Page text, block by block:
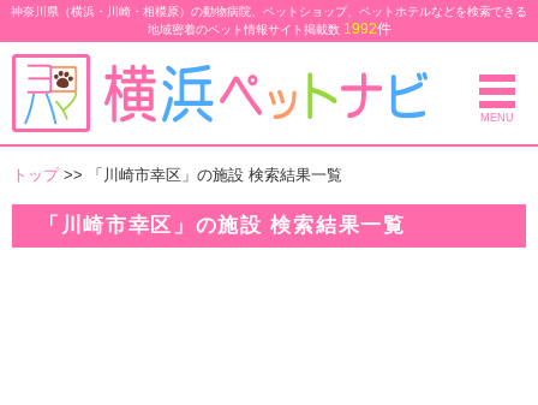
神奈川県（横浜・川崎・相模原）の動物病院、ペットショップ、ペットホテルなどを検索できる
地域密着のペット情報サイト掲載数 1992件
MENU
トップ >> 「川崎市幸区」の施設 検索結果一覧
「川崎市幸区」の施設 検索結果一覧